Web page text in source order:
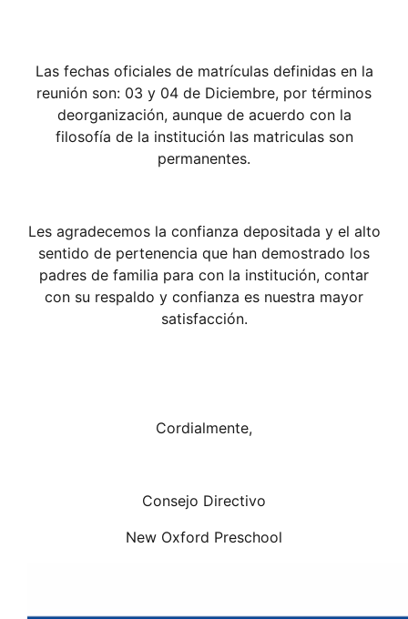
Las fechas oficiales de matrículas definidas en la
reunión son: 03 y 04 de Diciembre, por términos
deorganización, aunque de acuerdo con la
filosofía de la institución las matriculas son
permanentes.
Les agradecemos la confianza depositada y el alto
sentido de pertenencia que han demostrado los
padres de familia para con la institución, contar
con su respaldo y confianza es nuestra mayor
satisfacción.
Cordialmente,
Consejo Directivo
New Oxford Preschool